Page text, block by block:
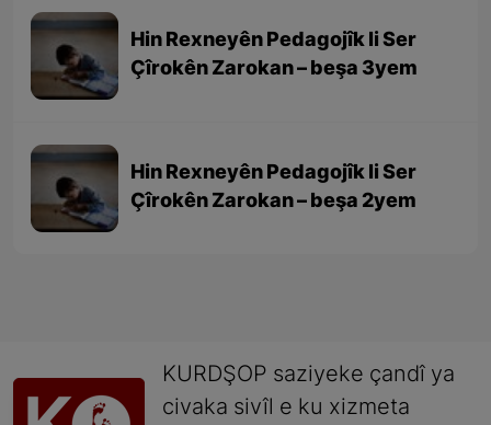
Hin Rexneyên Pedagojîk li Ser
Çîrokên Zarokan – beşa 3yem
Hin Rexneyên Pedagojîk li Ser
Çîrokên Zarokan – beşa 2yem
KURDŞOP saziyeke çandî ya
civaka sivîl e ku xizmeta